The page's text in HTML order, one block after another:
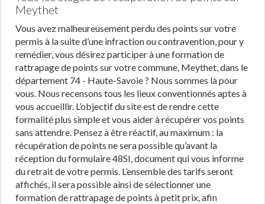
Meythet
Vous avez malheureusement perdu des points sur votre
permis à la suite d’une infraction ou contravention, pour y
remédier, vous désirez participer à une formation de
rattrapage de points sur votre commune, Meythet, dans le
département 74 - Haute-Savoie ? Nous sommes là pour
vous. Nous recensons tous les lieux conventionnés aptes à
vous accueillir. L’objectif du site est de rendre cette
formalité plus simple et vous aider à récupérer vos points
sans attendre. Pensez à être réactif, au maximum : la
récupération de points ne sera possible qu’avant la
réception du formulaire 48SI, document qui vous informe
du retrait de votre permis. L’ensemble des tarifs seront
affichés, il sera possible ainsi de sélectionner une
formation de rattrapage de points à petit prix, afin